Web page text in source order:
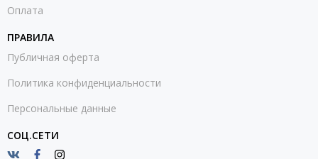
Оплата
ПРАВИЛА
Публичная оферта
Политика конфиденциальности
Персональные данные
СОЦ.СЕТИ